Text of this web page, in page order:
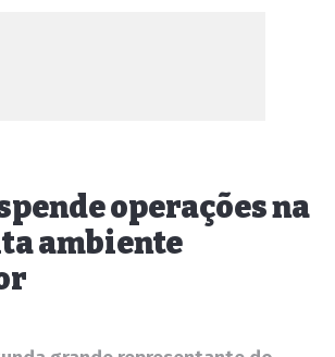
operações na
ambiente